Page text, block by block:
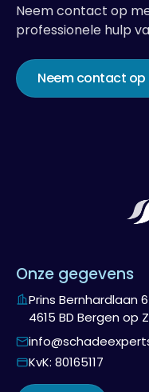
Neem contact op
professionele hulp
Neem contact op
Onze gegevens
Prins Bernhardlaan
4615 BD Bergen op
KvK: 80165117